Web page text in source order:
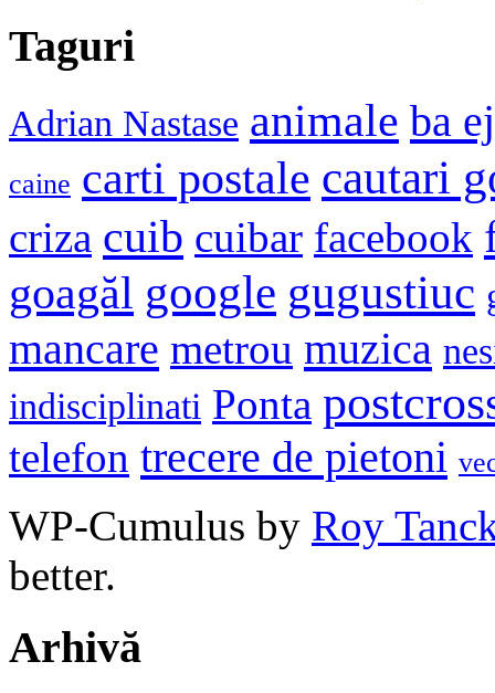
Taguri
Adrian Nastase animale ba
caine carti postale cautari
criza cuib cuibar facebook
goagăl google gugustiuc
mancare metrou muzica
indisciplinati Ponta
telefon trecere de pietoni
WP-Cumulus by Roy
better.
Arhivă